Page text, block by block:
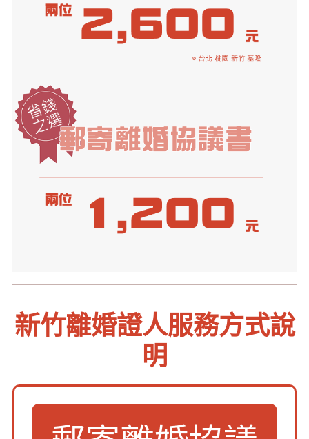
新竹離婚證人服務方式說
明